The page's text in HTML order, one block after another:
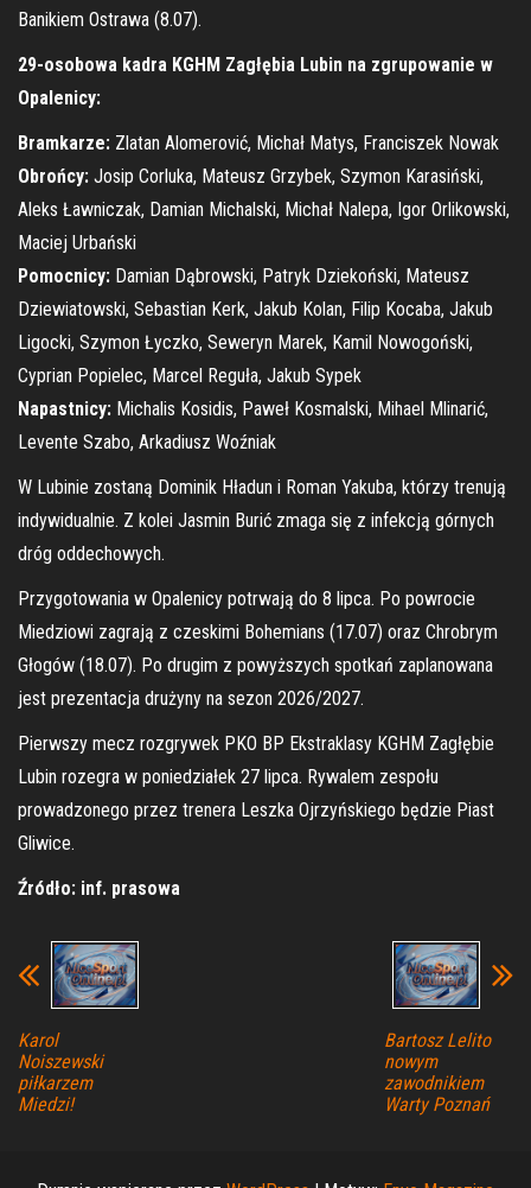
Banikiem Ostrawa (8.07).
29-osobowa kadra KGHM Zagłębia Lubin na zgrupowanie w
Opalenicy:
Bramkarze: Zlatan Alomerović, Michał Matys, Franciszek Nowak
Obrońcy: Josip Corluka, Mateusz Grzybek, Szymon Karasiński,
Aleks Ławniczak, Damian Michalski, Michał Nalepa, Igor Orlikowski,
Maciej Urbański
Pomocnicy: Damian Dąbrowski, Patryk Dziekoński, Mateusz
Dziewiatowski, Sebastian Kerk, Jakub Kolan, Filip Kocaba, Jakub
Ligocki, Szymon Łyczko, Seweryn Marek, Kamil Nowogoński,
Cyprian Popielec, Marcel Reguła, Jakub Sypek
Napastnicy: Michalis Kosidis, Paweł Kosmalski, Mihael Mlinarić,
Levente Szabo, Arkadiusz Woźniak
W Lubinie zostaną Dominik Hładun i Roman Yakuba, którzy trenują
indywidualnie. Z kolei Jasmin Burić zmaga się z infekcją górnych
dróg oddechowych.
Przygotowania w Opalenicy potrwają do 8 lipca. Po powrocie
Miedziowi zagrają z czeskimi Bohemians (17.07) oraz Chrobrym
Głogów (18.07). Po drugim z powyższych spotkań zaplanowana
jest prezentacja drużyny na sezon 2026/2027.
Pierwszy mecz rozgrywek PKO BP Ekstraklasy KGHM Zagłębie
Lubin rozegra w poniedziałek 27 lipca. Rywalem zespołu
prowadzonego przez trenera Leszka Ojrzyńskiego będzie Piast
Gliwice.
Źródło: inf. prasowa
Karol
Noiszewski
piłkarzem
Miedzi!
Bartosz Lelito
nowym
zawodnikiem
Warty Poznań